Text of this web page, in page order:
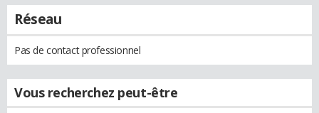
Réseau
Pas de contact professionnel
Vous recherchez peut-être